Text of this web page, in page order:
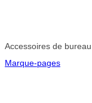
Accessoires de bureau
Marque-pages